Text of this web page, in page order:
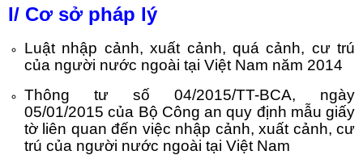
I/ Cơ sở pháp lý
Luật nhập cảnh, xuất cảnh, quá cảnh, cư trú
của người nước ngoài tại Việt Nam năm 2014
Thông tư số 04/2015/TT-BCA, ngày
05/01/2015 của Bộ Công an quy định mẫu giấy
tờ liên quan đến việc nhập cảnh, xuất cảnh, cư
trú của người nước ngoài tại Việt Nam